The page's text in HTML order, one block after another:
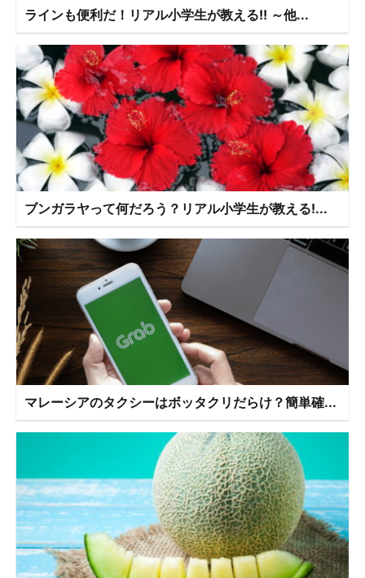
ラインも便利だ！リアル小学生が教える!! ～他...
ブンガラヤって何だろう？リアル小学生が教える!...
マレーシアのタクシーはボッタクリだらけ？簡単確...